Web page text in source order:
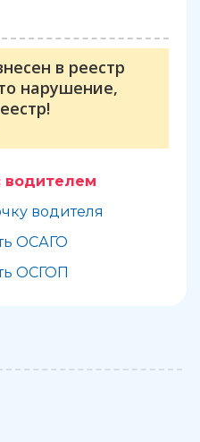
в реестр
нарушение,
водителем
водителя
ОСАГО
ОСГОП